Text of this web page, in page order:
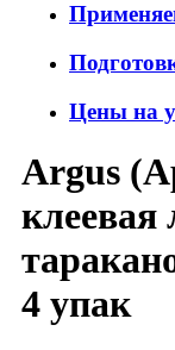
Цены на
Argus
клеевая
4 упак